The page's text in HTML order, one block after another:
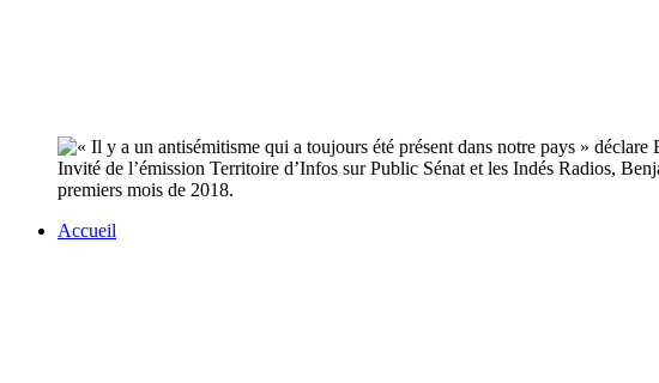
Invité de l’émission Territoire d’Infos sur Public Sénat et les Indés Radios,
premiers mois de 2018.
Accueil